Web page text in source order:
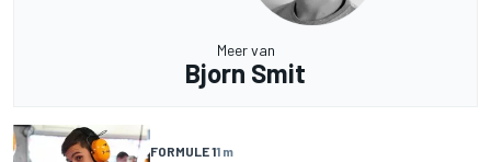
Meer van
Bjorn Smit
FORMULE 11 m